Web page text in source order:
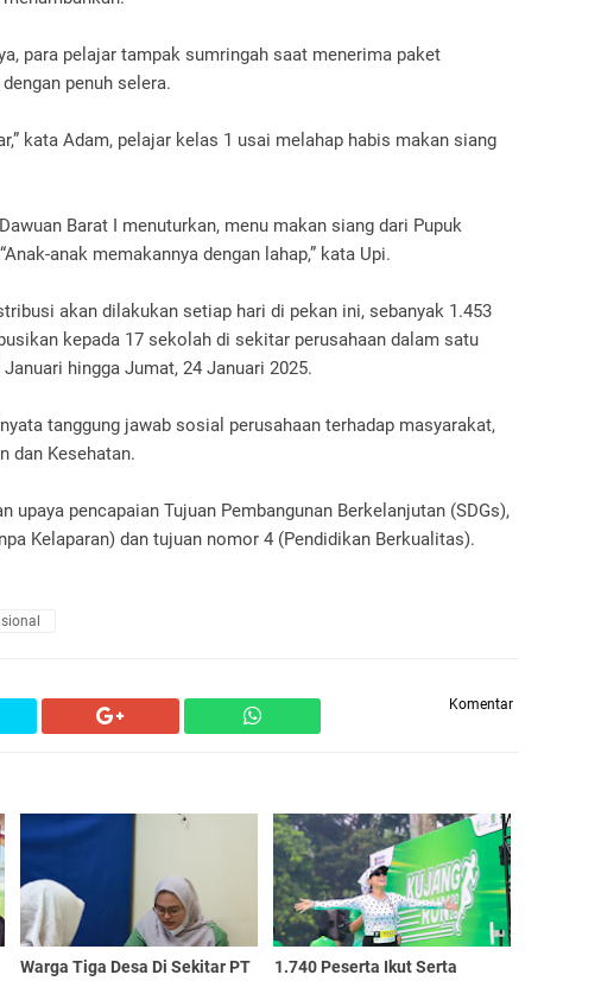
para pelajar tampak sumringah saat menerima paket
penuh selera.
kata Adam, pelajar kelas 1 usai melahap habis makan siang
Barat I menuturkan, menu makan siang dari Pupuk
anak memakannya dengan lahap,” kata Upi.
akan dilakukan setiap hari di pekan ini, sebanyak 1.453
kepada 17 sekolah di sekitar perusahaan dalam satu
hingga Jumat, 24 Januari 2025.
tanggung jawab sosial perusahaan terhadap masyarakat,
dan Kesehatan.
upaya pencapaian Tujuan Pembangunan Berkelanjutan (SDGs),
Kelaparan) dan tujuan nomor 4 (Pendidikan Berkualitas).
Komentar
Warga Tiga Desa Di Sekitar PT 1.740 Peserta Ikut Serta